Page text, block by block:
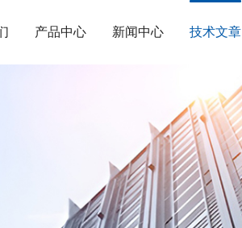
产品中心 新闻中心 技术文章